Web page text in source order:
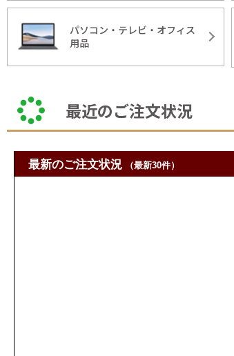
パソコン・テレビ・オフィス
用品
最近のご注文状況